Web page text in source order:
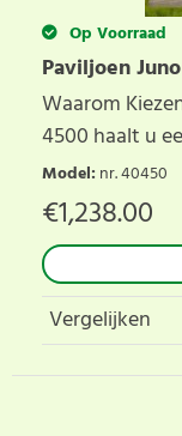
Op Voorraad
Paviljoen
Waarom
4500 haalt u
Model: nr. 40450
€1,238.00
Vergelijken